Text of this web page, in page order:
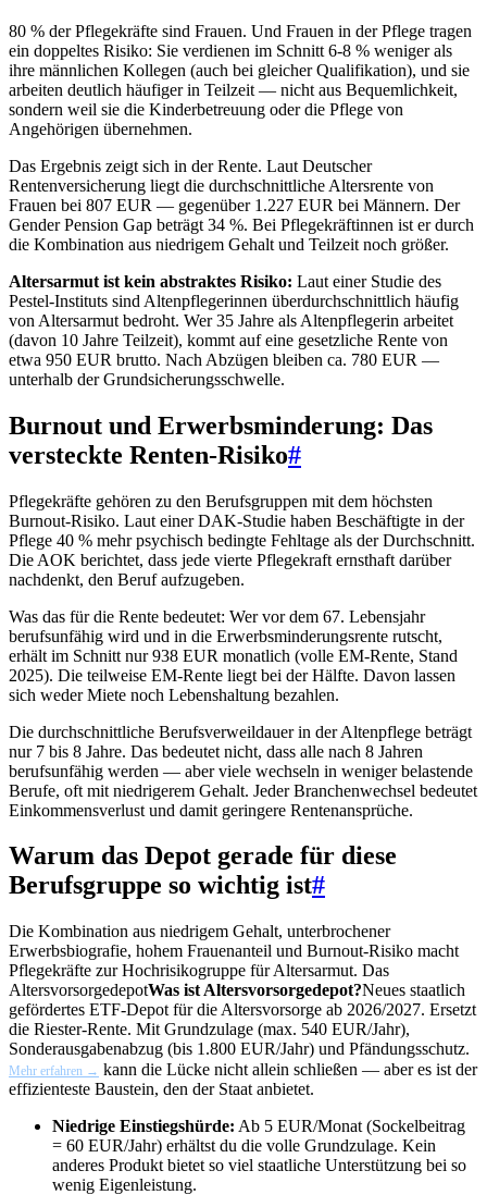
80 % der Pflegekräfte sind Frauen. Und Frauen in der Pflege tragen
ein doppeltes Risiko: Sie verdienen im Schnitt 6-8 % weniger als
ihre männlichen Kollegen (auch bei gleicher Qualifikation), und sie
arbeiten deutlich häufiger in Teilzeit — nicht aus Bequemlichkeit,
sondern weil sie die Kinderbetreuung oder die Pflege von
Angehörigen übernehmen.
Das Ergebnis zeigt sich in der Rente. Laut Deutscher
Rentenversicherung liegt die durchschnittliche Altersrente von
Frauen bei 807 EUR — gegenüber 1.227 EUR bei Männern. Der
Gender Pension Gap beträgt 34 %. Bei Pflegekräftinnen ist er durch
die Kombination aus niedrigem Gehalt und Teilzeit noch größer.
Altersarmut ist kein abstraktes Risiko: Laut einer Studie des
Pestel-Instituts sind Altenpflegerinnen überdurchschnittlich häufig
von Altersarmut bedroht. Wer 35 Jahre als Altenpflegerin arbeitet
(davon 10 Jahre Teilzeit), kommt auf eine gesetzliche Rente von
etwa 950 EUR brutto. Nach Abzügen bleiben ca. 780 EUR —
unterhalb der Grundsicherungsschwelle.
Burnout und Erwerbsminderung: Das
versteckte Renten-Risiko#
Pflegekräfte gehören zu den Berufsgruppen mit dem höchsten
Burnout-Risiko. Laut einer DAK-Studie haben Beschäftigte in der
Pflege 40 % mehr psychisch bedingte Fehltage als der Durchschnitt.
Die AOK berichtet, dass jede vierte Pflegekraft ernsthaft darüber
nachdenkt, den Beruf aufzugeben.
Was das für die Rente bedeutet: Wer vor dem 67. Lebensjahr
berufsunfähig wird und in die Erwerbsminderungsrente rutscht,
erhält im Schnitt nur 938 EUR monatlich (volle EM-Rente, Stand
2025). Die teilweise EM-Rente liegt bei der Hälfte. Davon lassen
sich weder Miete noch Lebenshaltung bezahlen.
Die durchschnittliche Berufsverweildauer in der Altenpflege beträgt
nur 7 bis 8 Jahre. Das bedeutet nicht, dass alle nach 8 Jahren
berufsunfähig werden — aber viele wechseln in weniger belastende
Berufe, oft mit niedrigerem Gehalt. Jeder Branchenwechsel bedeutet
Einkommensverlust und damit geringere Rentenansprüche.
Warum das Depot gerade für diese
Berufsgruppe so wichtig ist#
Die Kombination aus niedrigem Gehalt, unterbrochener
Erwerbsbiografie, hohem Frauenanteil und Burnout-Risiko macht
Pflegekräfte zur Hochrisikogruppe für Altersarmut. Das
AltersvorsorgedepotWas ist Altersvorsorgedepot?Neues staatlich
gefördertes ETF-Depot für die Altersvorsorge ab 2026/2027. Ersetzt
die Riester-Rente. Mit Grundzulage (max. 540 EUR/Jahr),
Sonderausgabenabzug (bis 1.800 EUR/Jahr) und Pfändungsschutz.
Mehr erfahren → kann die Lücke nicht allein schließen — aber es ist der
effizienteste Baustein, den der Staat anbietet.
Niedrige Einstiegshürde: Ab 5 EUR/Monat (Sockelbeitrag
= 60 EUR/Jahr) erhältst du die volle Grundzulage. Kein
anderes Produkt bietet so viel staatliche Unterstützung bei so
wenig Eigenleistung.